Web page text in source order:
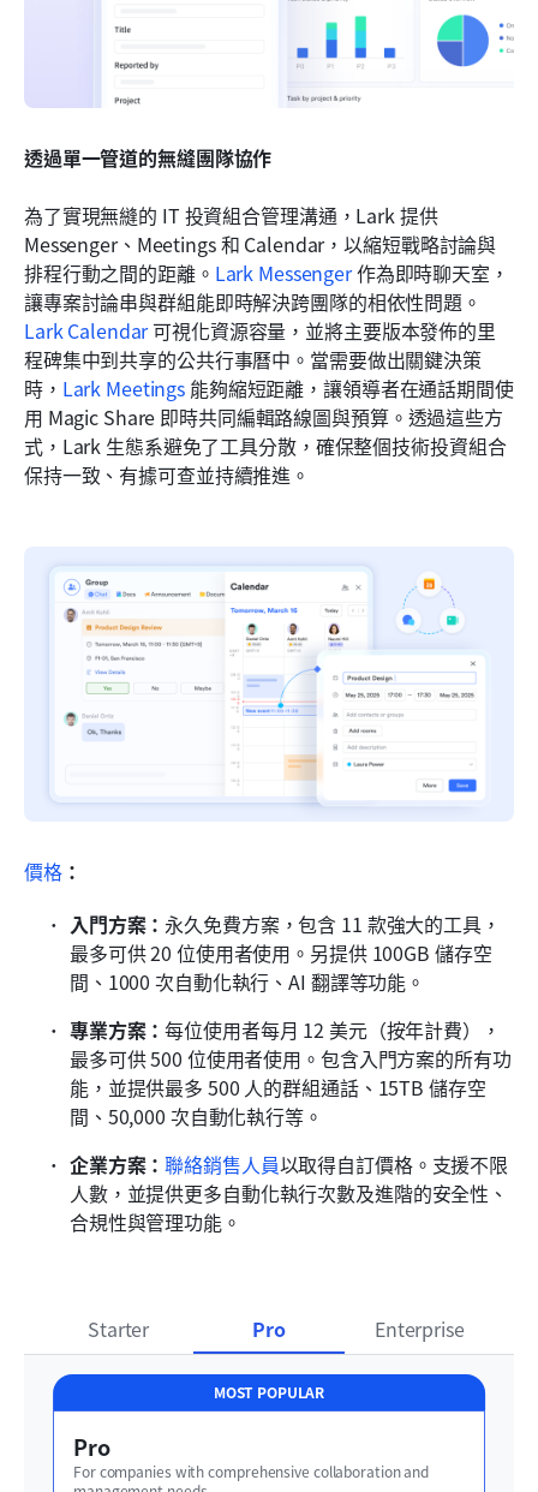
透過單一管道的無縫團隊協作
為了實現無縫的 IT 投資組合管理溝通，Lark 提供
Messenger、Meetings 和 Calendar，以縮短戰略討論與
排程行動之間的距離。 Lark Messenger 作為即時聊天室，
讓專案討論串與群組能即時解決跨團隊的相依性問題。
Lark Calendar 可視化資源容量，並將主要版本發佈的里
程碑集中到共享的公共行事曆中。當需要做出關鍵決策
時， Lark Meetings 能夠縮短距離，讓領導者在通話期間使
用 Magic Share 即時共同編輯路線圖與預算。透過這些方
式，Lark 生態系避免了工具分散，確保整個技術投資組合
保持一致、有據可查並持續推進。
價格：
入門方案： 永久免費方案，包含 11 款強大的工具，
最多可供 20 位使用者使用。另提供 100GB 儲存空
間、1000 次自動化執行、AI 翻譯等功能。
專業方案：每位使用者每月 12 美元（按年計費），
最多可供 500 位使用者使用。包含入門方案的所有功
能，並提供最多 500 人的群組通話、15TB 儲存空
間、50,000 次自動化執行等。
企業方案：聯絡銷售人員以取得自訂價格。支援不限
人數，並提供更多自動化執行次數及進階的安全性、
合規性與管理功能。
Starter Pro Enterprise
MOST POPULAR
Pro
For companies with comprehensive collaboration and